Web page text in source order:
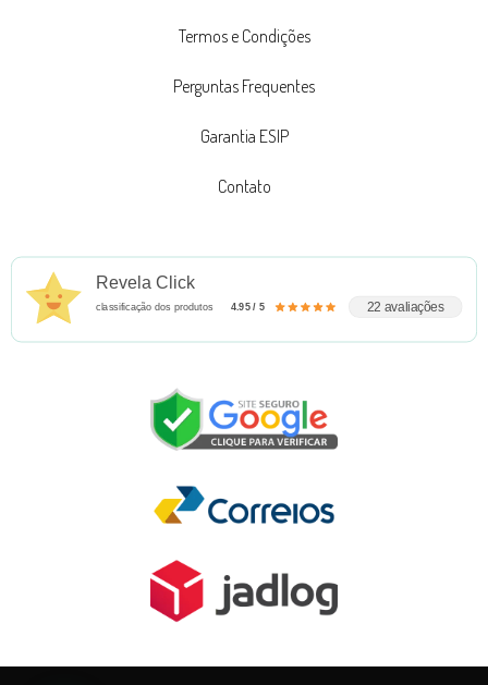
Termos e Condições
Perguntas Frequentes
Garantia ESIP
Contato
Revela Click
classificação dos produtos 4.95 / 5 22 avaliações